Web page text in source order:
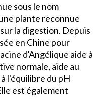
sous le nom
plante reconnue
la digestion. Depuis
en Chine pour
d'Angélique aide à
normale, aide au
l'équilibre du pH
est également